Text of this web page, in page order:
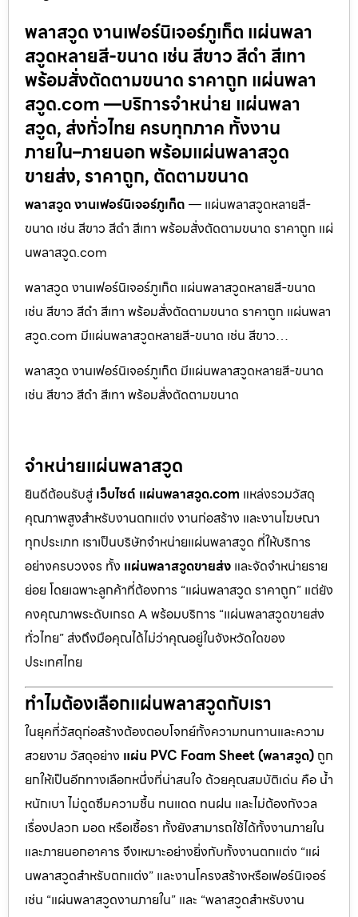
พลาสวูด งานเฟอร์นิเจอร์ภูเก็ต แผ่นพลา
สวูดหลายสี-ขนาด เช่น สีขาว สีดำ สีเทา
พร้อมสั่งตัดตามขนาด ราคาถูก แผ่นพลา
สวูด.com —บริการจำหน่าย แผ่นพลา
สวูด, ส่งทั่วไทย ครบทุกภาค ทั้งงาน
ภายใน–ภายนอก พร้อมแผ่นพลาสวูด
ขายส่ง, ราคาถูก, ตัดตามขนาด
พลาสวูด งานเฟอร์นิเจอร์ภูเก็ต — แผ่นพลาสวูดหลายสี-
ขนาด เช่น สีขาว สีดำ สีเทา พร้อมสั่งตัดตามขนาด ราคาถูก แผ่
นพลาสวูด.com
พลาสวูด งานเฟอร์นิเจอร์ภูเก็ต แผ่นพลาสวูดหลายสี-ขนาด
เช่น สีขาว สีดำ สีเทา พร้อมสั่งตัดตามขนาด ราคาถูก แผ่นพลา
สวูด.com มีแผ่นพลาสวูดหลายสี-ขนาด เช่น สีขาว…
พลาสวูด งานเฟอร์นิเจอร์ภูเก็ต มีแผ่นพลาสวูดหลายสี-ขนาด
เช่น สีขาว สีดำ สีเทา พร้อมสั่งตัดตามขนาด
จำหน่ายแผ่นพลาสวูด
ยินดีต้อนรับสู่ เว็บไซต์ แผ่นพลาสวูด.com แหล่งรวมวัสดุ
คุณภาพสูงสำหรับงานตกแต่ง งานก่อสร้าง และงานโฆษณา
ทุกประเภท เราเป็นบริษัทจำหน่ายแผ่นพลาสวูด ที่ให้บริการ
อย่างครบวงจร ทั้ง แผ่นพลาสวูดขายส่ง และจัดจำหน่ายราย
ย่อย โดยเฉพาะลูกค้าที่ต้องการ “แผ่นพลาสวูด ราคาถูก” แต่ยัง
คงคุณภาพระดับเกรด A พร้อมบริการ “แผ่นพลาสวูดขายส่ง
ทั่วไทย” ส่งถึงมือคุณได้ไม่ว่าคุณอยู่ในจังหวัดใดของ
ประเทศไทย
ทำไมต้องเลือกแผ่นพลาสวูดกับเรา
ในยุคที่วัสดุก่อสร้างต้องตอบโจทย์ทั้งความทนทานและความ
สวยงาม วัสดุอย่าง แผ่น PVC Foam Sheet (พลาสวูด) ถูก
ยกให้เป็นอีกทางเลือกหนึ่งที่น่าสนใจ ด้วยคุณสมบัติเด่น คือ น้ำ
หนักเบา ไม่ดูดซึมความชื้น ทนแดด ทนฝน และไม่ต้องกังวล
เรื่องปลวก มอด หรือเชื้อรา ทั้งยังสามารถใช้ได้ทั้งงานภายใน
และภายนอกอาคาร จึงเหมาะอย่างยิ่งกับทั้งงานตกแต่ง “แผ่
นพลาสวูดสำหรับตกแต่ง” และงานโครงสร้างหรือเฟอร์นิเจอร์
เช่น “แผ่นพลาสวูดงานภายใน” และ “พลาสวูดสำหรับงาน